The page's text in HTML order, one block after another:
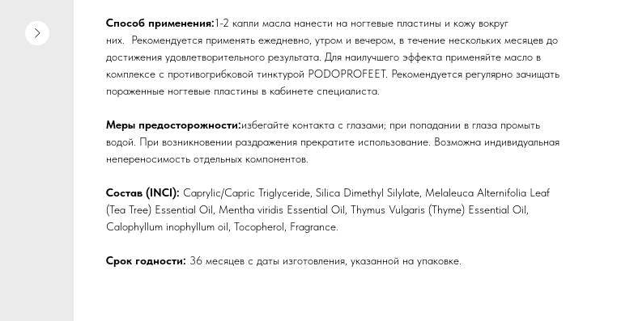
Способ применения:1-2 капли масла нанести на ногтевые пластины и кожу вокруг
них. Рекомендуется применять ежедневно, утром и вечером, в течение нескольких месяцев до
достижения удовлетворительного результата. Для наилучшего эффекта применяйте масло в
комплексе с противогрибковой тинктурой PODOPROFEET. Рекомендуется регулярно зачищать
пораженные ногтевые пластины в кабинете специалиста.
Меры предосторожности:избегайте контакта с глазами; при попадании в глаза промыть
водой. При возникновении раздражения прекратите использование. Возможна индивидуальная
непереносимость отдельных компонентов.
Состав (INCI): Caprylic/Capric Triglyceride, Silica Dimethyl Silylate, Melaleuca Alternifolia Leaf
(Tea Tree) Essential Oil, Mentha viridis Essential Oil, Thymus Vulgaris (Thyme) Essential Oil,
Calophyllum inophyllum oil, Tocopherol, Fragrance.
Срок годности: 36 месяцев с даты изготовления, указанной на упаковке.